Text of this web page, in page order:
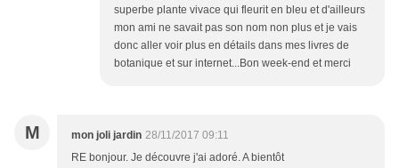
superbe plante vivace qui fleurit en bleu et d'ailleurs
mon ami ne savait pas son nom non plus et je vais
donc aller voir plus en détails dans mes livres de
botanique et sur internet...Bon week-end et merci
M mon joli jardin 28/11/2017 09:11
RE bonjour. Je découvre j'ai adoré. A bientôt